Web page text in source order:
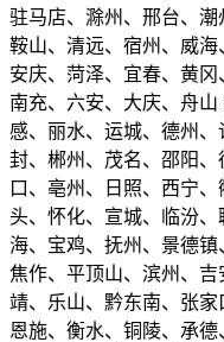
驻马店、滁州、邢台、
鞍山、清远、宿州、威海
安庆、菏泽、宜春、黄冈
南充、六安、大庆、舟
感、丽水、运城、德州
封、郴州、茂名、邵阳
口、亳州、日照、西宁
头、怀化、宣城、临汾
海、宝鸡、抚州、景德镇
焦作、平顶山、滨州、
靖、乐山、黔东南、张家
恩施、衡水、铜陵、承